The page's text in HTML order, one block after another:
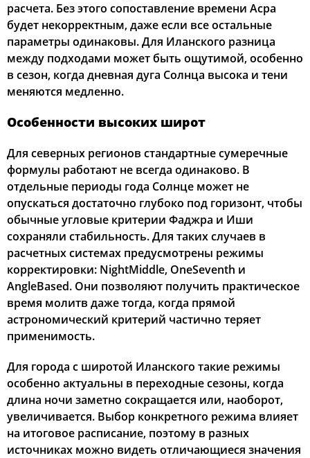
расчета. Без этого сопоставление времени Асра
будет некорректным, даже если все остальные
параметры одинаковы. Для Иланского разница
между подходами может быть ощутимой, особенно
в сезон, когда дневная дуга Солнца высока и тени
меняются медленно.
Особенности высоких широт
Для северных регионов стандартные сумеречные
формулы работают не всегда одинаково. В
отдельные периоды года Солнце может не
опускаться достаточно глубоко под горизонт, чтобы
обычные угловые критерии Фаджра и Иши
сохраняли стабильность. Для таких случаев в
расчетных системах предусмотрены режимы
корректировки: NightMiddle, OneSeventh и
AngleBased. Они позволяют получить практическое
время молитв даже тогда, когда прямой
астрономический критерий частично теряет
применимость.
Для города с широтой Иланского такие режимы
особенно актуальны в переходные сезоны, когда
длина ночи заметно сокращается или, наоборот,
увеличивается. Выбор конкретного режима влияет
на итоговое расписание, поэтому в разных
источниках можно видеть отличающиеся значения